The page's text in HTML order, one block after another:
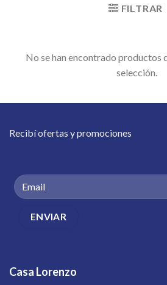
FILTRAR
No se han encontrado productos
selección.
Recibí ofertas y promociones
Casa Lorenzo